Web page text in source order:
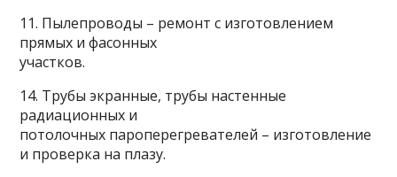
11. Пылепроводы – ремонт с изготовлением
прямых и фасонных
участков.
14. Трубы экранные, трубы настенные
радиационных и
потолочных пароперегревателей – изготовление
и проверка на плазу.